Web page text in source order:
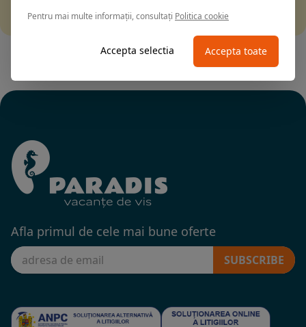
alte fitre.
Afla primul de cele mai bune oferte
SUBSCRIBE
Pentru mai multe informații, consultați Politica cookie
Accepta selectia Accepta toate